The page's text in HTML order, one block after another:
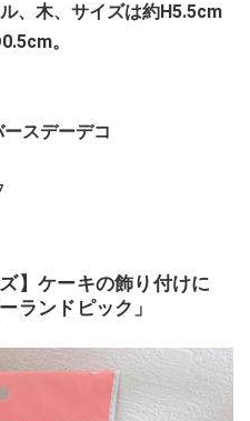
、木、サイズは約H5.5cm
。
スデーデコ
】ケーキの飾り付けに
ランドピック」